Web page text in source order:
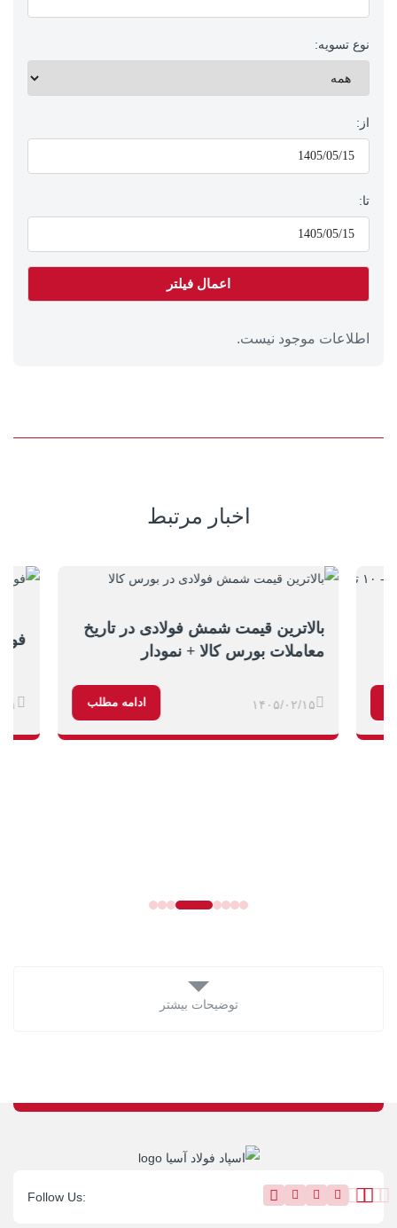
نوع تسویه:
از:
تا:
اطلاعات موجود نیست.
اخبار مرتبط
بالاترین قیمت شمش فولادی در تاریخ
معاملات بورس کالا + نمودار
۱۴۰۵/۰۲/۱۵ ادامه مطلب
توضیحات بیشتر